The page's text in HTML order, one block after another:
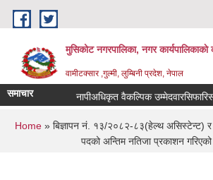
Skip to main content
मुसिकोट नगरपालिका, नगर कार्यपालिकाकाे
वामीटक्सार ,गुल्मी, लुम्बिनी प्रदेश, नेपाल
समाचार नापीअधिकृत वैकल्पिक उम्मेदवारसिफारिस
You are here
Home » बिज्ञापन नं. १३/२०८२-८३(हेल्थ असिस्टेन्ट)
पदको अन्तिम नतिजा प्रकाशन